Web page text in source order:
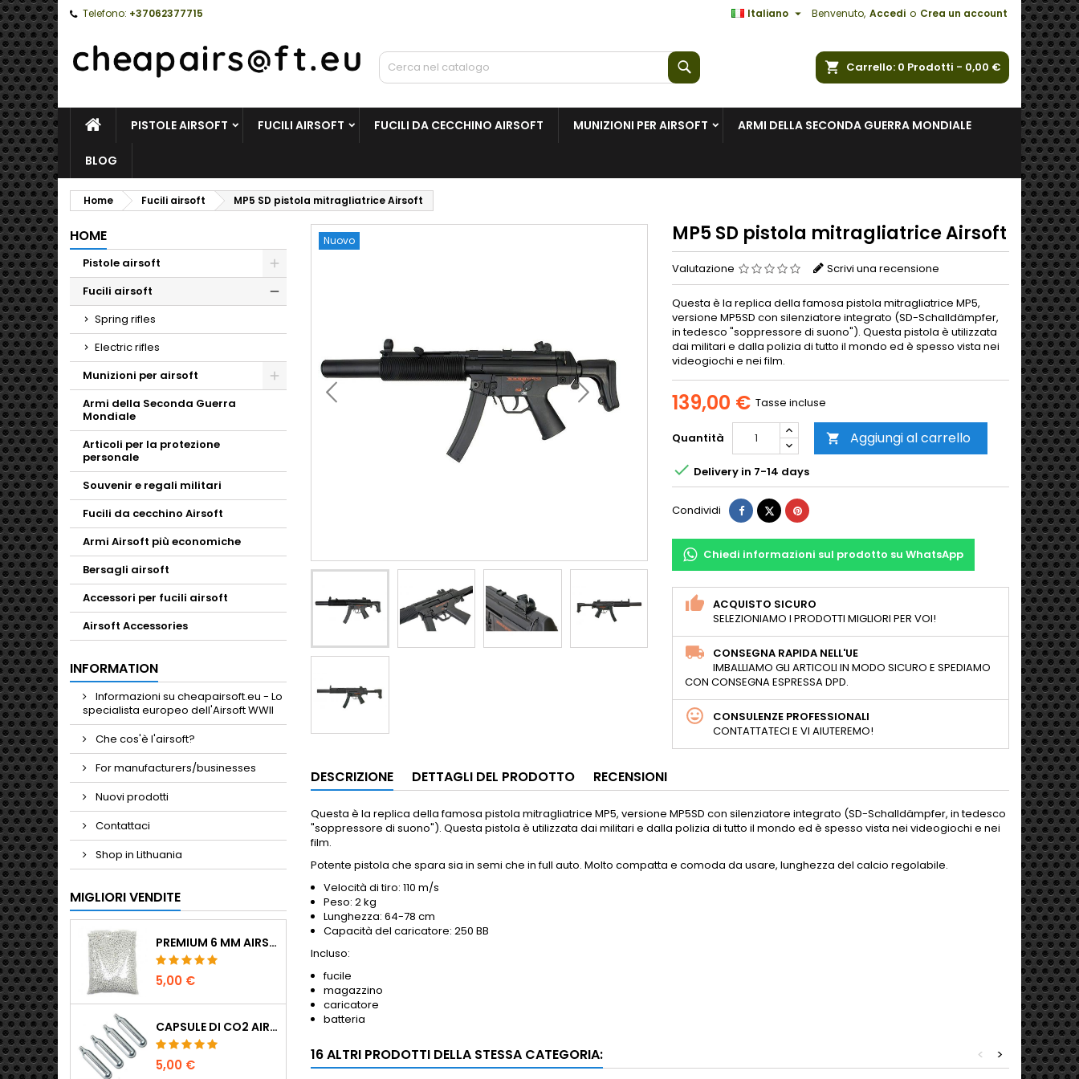
Telefono: +37062377715 Benvenuto, Accedi o Crea un account
Italiano 
Carrello 0 Prodotti - 0,00 €
HOMEPISTOLE AIRSOFT FUCILI AIRSOFT FUCILI DA CECCHINO AIRSOFT MUNIZIONI PER AIRSOFT ARMI DELLA SECONDA GUERRA MONDIALE
BLOG
Home Fucili airsoft MP5 SD pistola mitragliatrice Airsoft
HOME
Pistole airsoft
Fucili airsoft
Spring rifles
Electric rifles
Munizioni per airsoft
Toggle
Armi della Seconda Guerra
Mondiale
Articoli per la protezione
personale
Souvenir e regali militari
Fucili da cecchino Airsoft
Armi Airsoft più economiche
Bersagli airsoft
Accessori per fucili airsoft
Airsoft Accessories
INFORMATION
Informazioni su cheapairsoft.eu - Lo
specialista europeo dell'Airsoft WWII
Che cos'è l'airsoft?
For manufacturers/businesses
Nuovi prodotti
Contattaci
Shop in Lithuania
MIGLIORI VENDITE
PREMIUM 6 MM AIRSOFT BBS 0,20 G - 1000 COLPI, NO-JAM, TIRO DRITTO
5,00 €
CAPSULE DI CO2 AIRSOFT 12G 5-PACK - MADE IN HUNGARY, EU, QUALITÀ PREMIUM
5,00 €
Nuovo MP5 SD pistola mitragliatrice Airsoft
Valutazione Scrivi una recensione
Questa è la replica della famosa pistola mitragliatrice MP5,
versione MP5SD con silenziatore integrato (SD-Schalldämpfer,
in tedesco "soppressore di suono"). Questa pistola è utilizzata
dai militari e dalla polizia di tutto il mondo ed è spesso vista nei
videogiochi e nei film.
139,00 € Tasse incluse
Quantità  Aggiungi al carrello
 Delivery in 7-14 days
Condividi CondividiTwittaPinterest
Chiedi informazioni sul prodotto su WhatsApp
ACQUISTO SICURO
SELEZIONIAMO I PRODOTTI MIGLIORI PER VOI!
CONSEGNA RAPIDA NELL'UE
IMBALLIAMO GLI ARTICOLI IN MODO SICURO E SPEDIAMO
CON CONSEGNA ESPRESSA DPD.
CONSULENZE PROFESSIONALI
CONTATTATECI E VI AIUTEREMO!
DESCRIZIONE DETTAGLI DEL PRODOTTO RECENSIONI
Questa è la replica della famosa pistola mitragliatrice MP5, versione MP5SD con silenziatore integrato (SD-Schalldämpfer, in tedesco
"soppressore di suono"). Questa pistola è utilizzata dai militari e dalla polizia di tutto il mondo ed è spesso vista nei videogiochi e nei
film.
Potente pistola che spara sia in semi che in full auto. Molto compatta e comoda da usare, lunghezza del calcio regolabile.
Velocità di tiro: 110 m/s
Peso: 2 kg
Lunghezza: 64-78 cm
Capacità del caricatore: 250 BB
Incluso:
fucile
magazzino
caricatore
batteria
16 ALTRI PRODOTTI DELLA STESSA CATEGORIA: >
<